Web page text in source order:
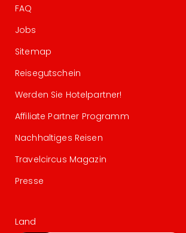
FAQ
Jobs
Sitemap
Reisegutschein
Werden Sie Hotelpartner!
Affiliate Partner Programm
Nachhaltiges Reisen
Travelcircus Magazin
Presse
Land